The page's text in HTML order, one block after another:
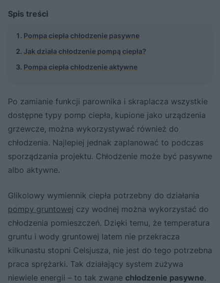
Spis treści
Pompa ciepła chłodzenie pasywne
Jak działa chłodzenie pompą ciepła?
Pompa ciepła chłodzenie aktywne
Po zamianie funkcji parownika i skraplacza wszystkie
dostępne typy pomp ciepła, kupione jako urządzenia
grzewcze, można wykorzystywać również do
chłodzenia. Najlepiej jednak zaplanować to podczas
sporządzania projektu. Chłodzenie może być pasywne
albo aktywne.
Glikolowy wymiennik ciepła potrzebny do działania
pompy gruntowej czy wodnej można wykorzystać do
chłodzenia pomieszczeń. Dzięki temu, że temperatura
gruntu i wody gruntowej latem nie przekracza
kilkunastu stopni Celsjusza, nie jest do tego potrzebna
praca sprężarki. Tak działający system zużywa
niewiele energii – to tak zwane chłodzenie pasywne.